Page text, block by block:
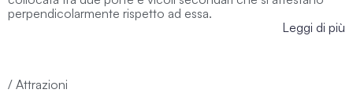
perpendicolarmente rispetto ad essa.
Leggi di più
/ Attrazioni